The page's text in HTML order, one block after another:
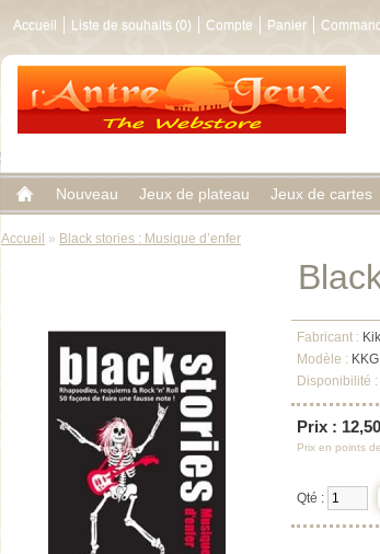
Accueil Liste de souhaits (0) Compte Panier
Nouveau Jeux de plateau Jeux de cartes
Accueil » Black stories : Musique d’enfer
Fabricant :
Modèle :
Disponibilité :
Prix :
Prix en points
Qté :